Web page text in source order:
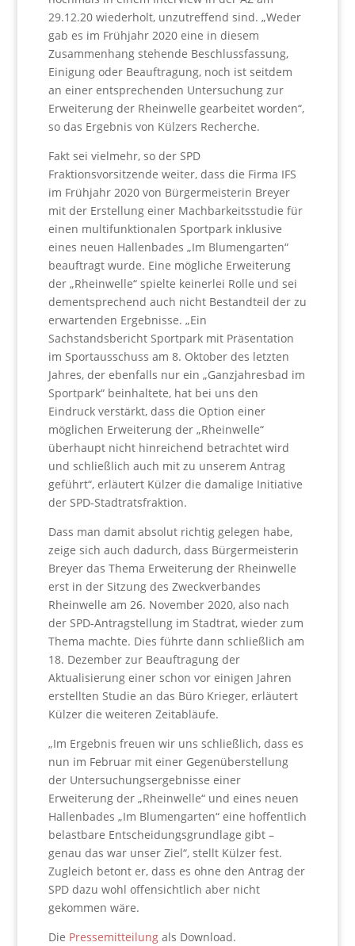
29.12.20 wiederholt, unzutreffend sind. „Weder
gab es im Frühjahr 2020 eine in diesem
Zusammenhang stehende Beschlussfassung,
Einigung oder Beauftragung, noch ist seitdem
an einer entsprechenden Untersuchung zur
Erweiterung der Rheinwelle gearbeitet worden“,
so das Ergebnis von Külzers Recherche.
Fakt sei vielmehr, so der SPD
Fraktionsvorsitzende weiter, dass die Firma IFS
im Frühjahr 2020 von Bürgermeisterin Breyer
mit der Erstellung einer Machbarkeitsstudie für
einen multifunktionalen Sportpark inklusive
eines neuen Hallenbades „Im Blumengarten“
beauftragt wurde. Eine mögliche Erweiterung
der „Rheinwelle“ spielte keinerlei Rolle und sei
dementsprechend auch nicht Bestandteil der zu
erwartenden Ergebnisse. „Ein
Sachstandsbericht Sportpark mit Präsentation
im Sportausschuss am 8. Oktober des letzten
Jahres, der ebenfalls nur ein „Ganzjahresbad im
Sportpark“ beinhaltete, hat bei uns den
Eindruck verstärkt, dass die Option einer
möglichen Erweiterung der „Rheinwelle“
überhaupt nicht hinreichend betrachtet wird
und schließlich auch mit zu unserem Antrag
geführt“, erläutert Külzer die damalige Initiative
der SPD-Stadtratsfraktion.
Dass man damit absolut richtig gelegen habe,
zeige sich auch dadurch, dass Bürgermeisterin
Breyer das Thema Erweiterung der Rheinwelle
erst in der Sitzung des Zweckverbandes
Rheinwelle am 26. November 2020, also nach
der SPD-Antragstellung im Stadtrat, wieder zum
Thema machte. Dies führte dann schließlich am
18. Dezember zur Beauftragung der
Aktualisierung einer schon vor einigen Jahren
erstellten Studie an das Büro Krieger, erläutert
Külzer die weiteren Zeitabläufe.
„Im Ergebnis freuen wir uns schließlich, dass es
nun im Februar mit einer Gegenüberstellung
der Untersuchungsergebnisse einer
Erweiterung der „Rheinwelle“ und eines neuen
Hallenbades „Im Blumengarten“ eine hoffentlich
belastbare Entscheidungsgrundlage gibt –
genau das war unser Ziel“, stellt Külzer fest.
Zugleich betont er, dass es ohne den Antrag der
SPD dazu wohl offensichtlich aber nicht
gekommen wäre.
Die Pressemitteilungals Download.